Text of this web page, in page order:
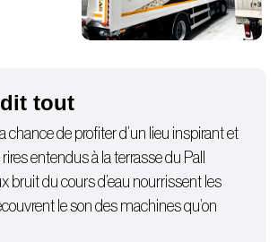
tout
chance de profiter d’un lieu inspirant et
entendus à la terrasse du Pall
bruit du cours d’eau nourrissent les
le son des machines qu’on